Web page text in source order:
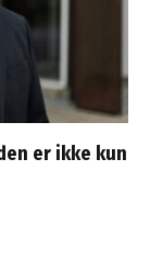
er ikke kun